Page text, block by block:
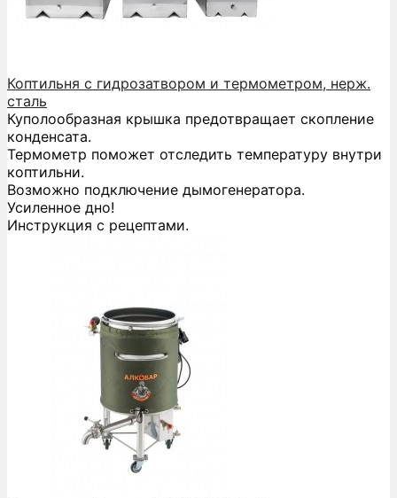
Коптильня с гидрозатвором и термометром, нерж.
сталь
Куполообразная крышка предотвращает скопление
конденсата.
Термометр поможет отследить температуру внутри
коптильни.
Возможно подключение дымогенератора.
Усиленное дно!
Инструкция с рецептами.